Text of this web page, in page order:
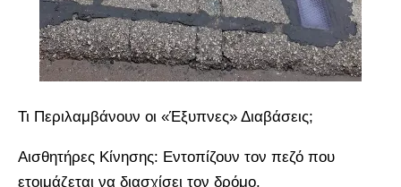
Τι Περιλαμβάνουν οι «Έξυπνες» Διαβάσεις;
Αισθητήρες Κίνησης: Εντοπίζουν τον πεζό που
ετοιμάζεται να διασχίσει τον δρόμο.